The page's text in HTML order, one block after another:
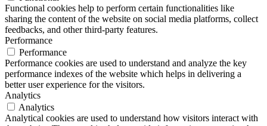
Functional cookies help to perform certain functionalities like
sharing the content of the website on social media platforms, collect
feedbacks, and other third-party features.
Performance
Performance
Performance cookies are used to understand and analyze the key
performance indexes of the website which helps in delivering a
better user experience for the visitors.
Analytics
Analytics
Analytical cookies are used to understand how visitors interact with